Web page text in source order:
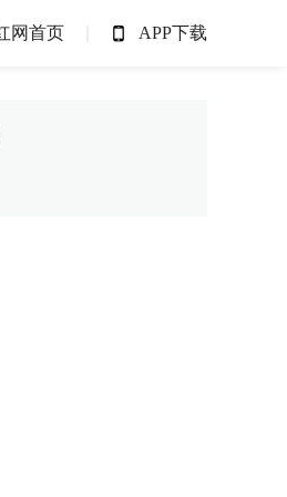
网首页 APP下载